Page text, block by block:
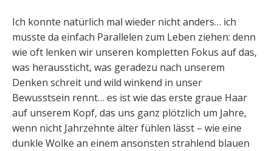
Ich konnte natürlich mal wieder nicht anders… ich
musste da einfach Parallelen zum Leben ziehen: denn
wie oft lenken wir unseren kompletten Fokus auf das,
was heraussticht, was geradezu nach unserem
Denken schreit und wild winkend in unser
Bewusstsein rennt… es ist wie das erste graue Haar
auf unserem Kopf, das uns ganz plötzlich um Jahre,
wenn nicht Jahrzehnte älter fühlen lässt – wie eine
dunkle Wolke an einem ansonsten strahlend blauen